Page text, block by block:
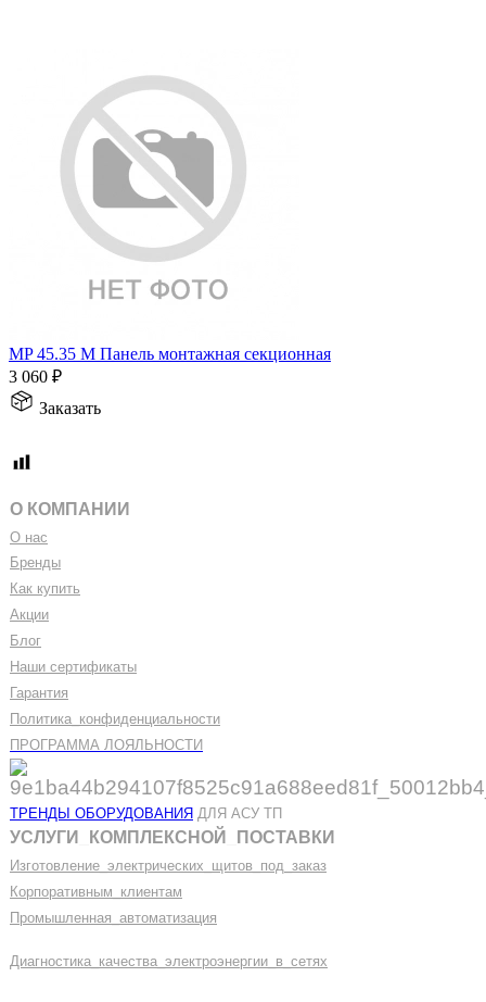
MP 45.35 M Панель монтажная секционная
3 060 ₽
Заказать
О КОМПАНИИ
О нас
Бренды
Как купить
Акции
Блог
Наши сертификаты
Гарантия
Политика конфиденциальности
ПРОГРАММА ЛОЯЛЬНОСТИ
ТРЕНДЫ ОБОРУДОВАНИЯ ДЛЯ АСУ ТП
УСЛУГИ КОМПЛЕКСНОЙ ПОСТАВКИ
Изготовление электрических щитов под заказ
Корпоративным клиентам
Промышленная автоматизация
Диагностика качества электроэнергии в сетях